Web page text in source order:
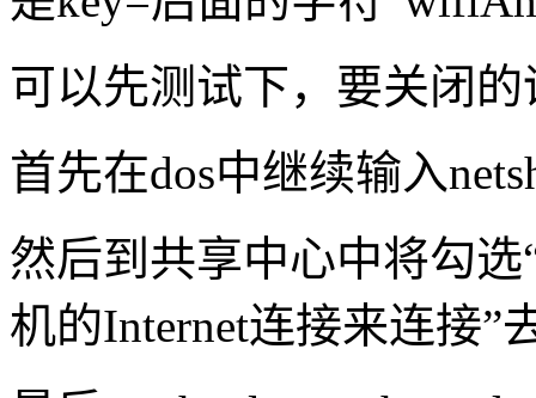
可以先测试下，要关闭
首先在dos中继续输入
然后到共享中心中将勾
机的Internet连接来连接”